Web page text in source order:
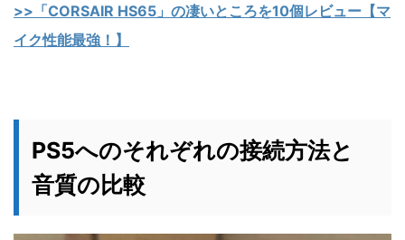
>>「CORSAIR HS65」の凄いところを10個レビュー【マ
イク性能最強！】
PS5へのそれぞれの接続方法と
音質の比較